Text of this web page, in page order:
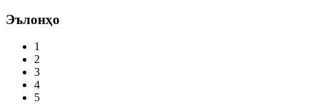
Эълонҳо
1
2
3
4
5